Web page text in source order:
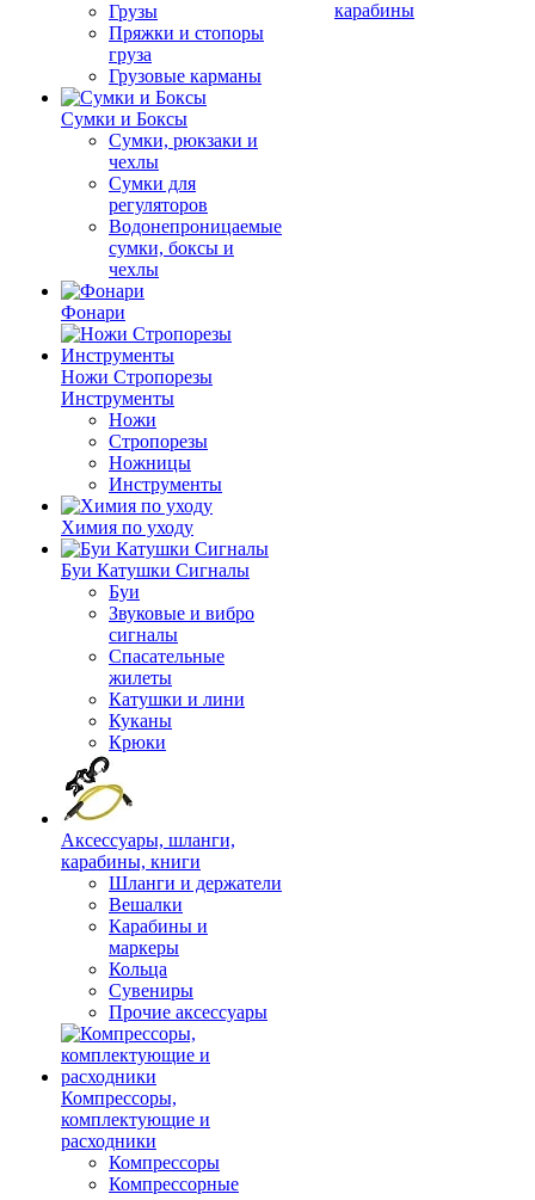
Грузы
Пряжки и стопоры
груза
Грузовые карманы
Сумки и Боксы
Сумки, рюкзаки и
чехлы
Сумки для
регуляторов
Водонепроницаемые
сумки, боксы и
чехлы
Фонари
Ножи Стропорезы
Инструменты
Ножи
Стропорезы
Ножницы
Инструменты
Химия по уходу
Буи Катушки Сигналы
Буи
Звуковые и вибро
сигналы
Спасательные
жилеты
Катушки и лини
Куканы
Крюки
Аксессуары, шланги,
карабины, книги
Шланги и держатели
Вешалки
Карабины и
маркеры
Кольца
Сувениры
Прочие аксессуары
Компрессоры,
комплектующие и
расходники
Компрессоры
Компрессорные
карабины